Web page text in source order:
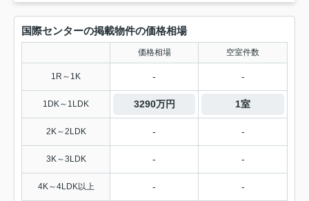
国際センターの掲載物件の価格相場
価格相場 空室件数
1R～1K - -
1DK～1LDK 3290万円 1室
2K～2LDK - -
3K～3LDK - -
4K～4LDK以上 - -